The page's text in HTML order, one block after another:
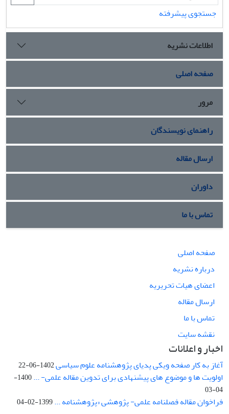
جستجوی پیشرفته
اطلاعات نشریه
صفحه اصلی
مرور
راهنمای نویسندگان
ارسال مقاله
داوران
تماس با ما
صفحه اصلی
درباره نشریه
اعضای هیات تحریریه
ارسال مقاله
تماس با ما
نقشه سایت
اخبار و اعلانات
آغاز به کار صفحه ویکی پدیای پژوهشنامه علوم سیاسی1402-06-22
اولویت ها و موضوع های پیشنهادی برای تدوین مقاله علمی- ...
1400-
04-03
فراخوان مقاله فصلنامه علمی- پژوهشی «پژوهشنامه ...1399-02-04